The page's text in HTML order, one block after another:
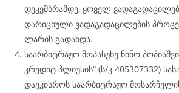
დეკემბრამდე, ყოველ
დარიცხული ვადაგადაცილების
ლარის გადახდა.
საარბიტრაჟო მოპასუხე ნინო
კრედიტ პლიუსის“ (ს/კ 405307332)
დაეკისროს საარბიტრაჟო